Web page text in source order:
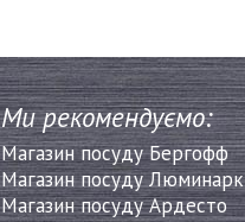
Ми рекомендуємо:
Магазин посуду Бергофф
Магазин посуду Люминарк
Магазин посуду Ардесто